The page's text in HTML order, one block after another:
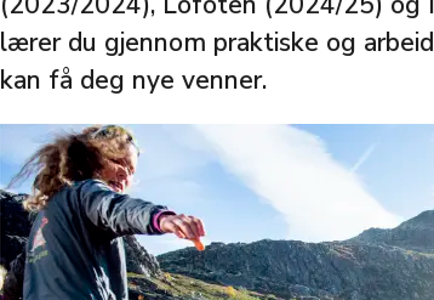
lærer du gjennom praktiske og
kan få deg nye venner.